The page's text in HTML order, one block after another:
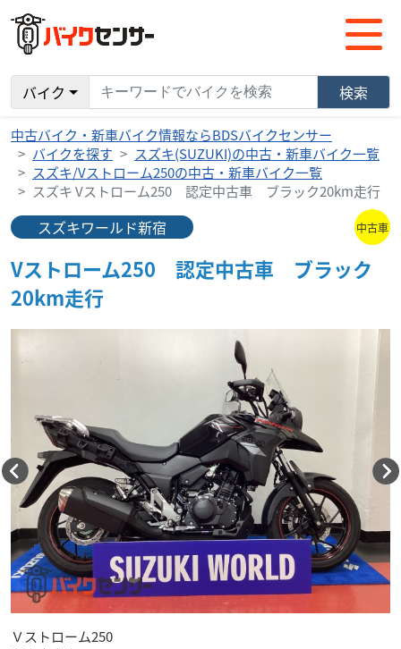
バイク 検索
中古バイク・新車バイク情報ならBDSバイクセンサー
バイクを探す
スズキ(SUZUKI)の中古・新車バイク一覧
スズキ/Vストローム250の中古・新車バイク一覧
スズキ Vストローム250 認定中古車 ブラック20km走行
スズキワールド新宿 中古車
Vストローム250 認定中古車 ブラック
20km走行
Ｖストローム250